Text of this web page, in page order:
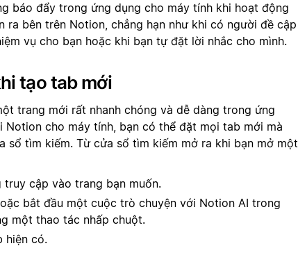
báo đẩy trong ứng dụng cho máy tính khi hoạt động
ra bên trên Notion, chẳng hạn như khi có người đề cập
vụ cho bạn hoặc khi bạn tự đặt lời nhắc cho mình.
tạo tab mới
trang mới rất nhanh chóng và dễ dàng trong ứng
Notion cho máy tính, bạn có thể đặt mọi tab mới mà
sổ tìm kiếm. Từ cửa sổ tìm kiếm mở ra khi bạn mở một
truy cập vào trang bạn muốn.
bắt đầu một cuộc trò chuyện với Notion AI trong
một thao tác nhấp chuột.
hiện có.